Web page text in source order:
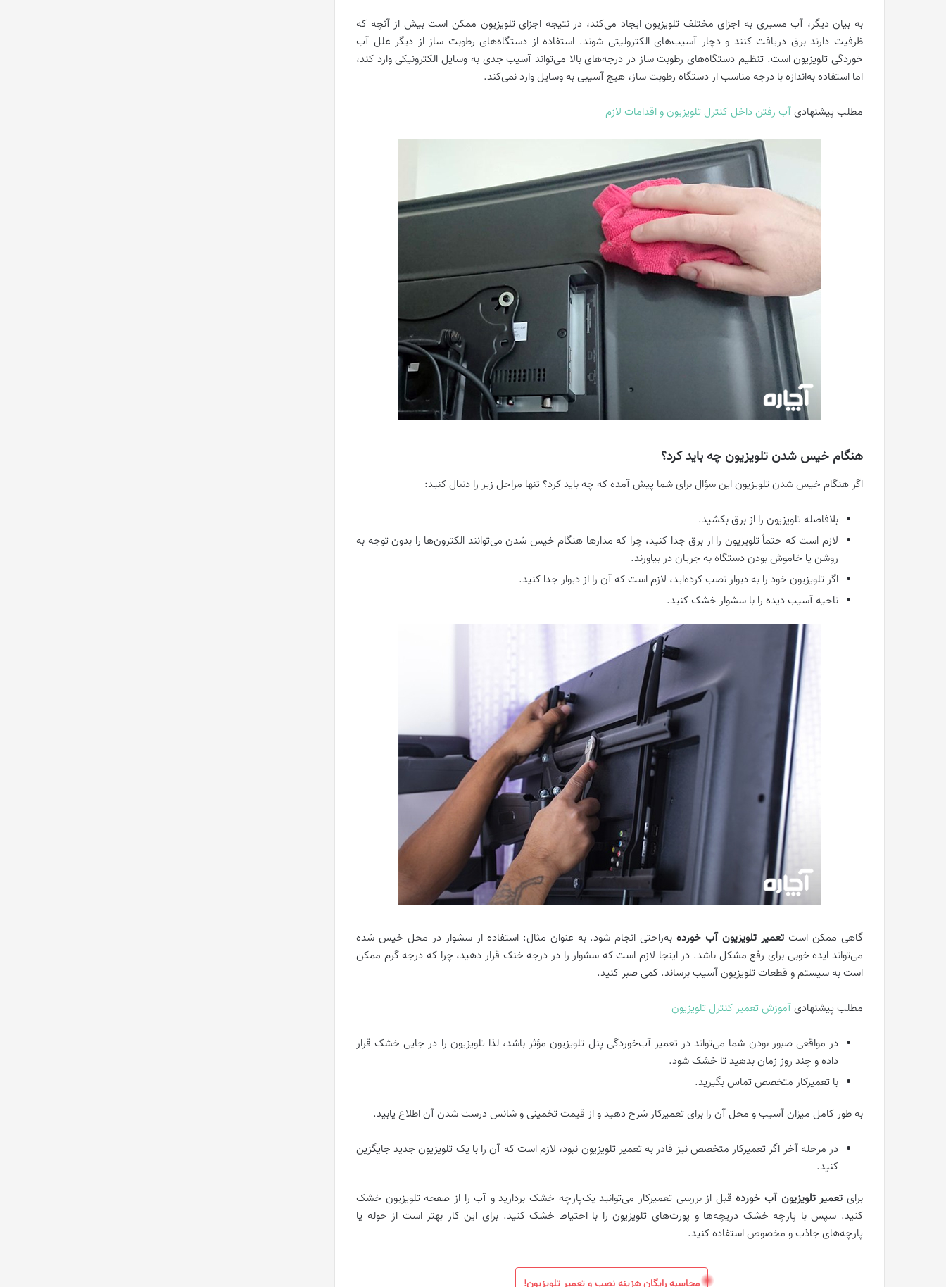
به بیان دیگر، آب مسیری به اجزای مختلف تلویزیون ایجاد می‌کند، در نتیجه اجزای تلویزیون ممکن است بیش از آنچه که
ظرفیت دارند برق دریافت کنند و دچار آسیب‌های الکترولیتی شوند. استفاده از دستگاه‌های رطوبت ساز از دیگر علل آب‌
خوردگی تلویزیون است. تنظیم دستگاه‌های رطوبت ساز در درجه‌های بالا می‌تواند آسیب جدی به وسایل الکترونیکی وارد کند،
اما استفاده به‌اندازه با درجه مناسب از دستگاه رطوبت ساز، هیچ آسیبی به وسایل وارد نمی‌کند.
مطلب پیشنهادیآب رفتن داخل کنترل تلویزیون و اقدامات لازم
هنگام خیس شدن تلویزیون چه باید کرد؟
اگر هنگام خیس شدن تلویزیون این سؤال برای شما پیش آمده که چه باید کرد؟ تنها مراحل زیر را دنبال کنید:
بلافاصله تلویزیون را از برق بکشید.
لازم است که حتماً تلویزیون را از برق جدا کنید، چرا که مدارها هنگام خیس شدن می‌توانند الکترون‌ها را بدون توجه به
روشن یا خاموش بودن دستگاه به جریان در بیاورند.
اگر تلویزیون خود را به دیوار نصب کرده‌اید، لازم است که آن را از دیوار جدا کنید.
ناحیه آسیب ‌دیده را با سشوار خشک کنید.
گاهی ممکن است تعمیر تلویزیون آب ‌خوردهبه‌راحتی انجام شود. به عنوان مثال: استفاده از سشوار در محل خیس شده
می‌تواند ایده خوبی برای رفع مشکل باشد. در اینجا لازم است که سشوار را در درجه خنک قرار دهید، چرا که درجه گرم ممکن
است به سیستم و قطعات تلویزیون آسیب برساند. کمی صبر کنید.
مطلب پیشنهادیآموزش تعمیر کنترل تلویزیون
در مواقعی صبور بودن شما می‌تواند در تعمیر آب‌خوردگی پنل تلویزیون مؤثر باشد، لذا تلویزیون را در جایی خشک قرار
داده و چند روز زمان بدهید تا خشک شود.
با تعمیرکار متخصص تماس بگیرید.
به طور کامل میزان آسیب و محل آن را برای تعمیرکار شرح دهید و از قیمت تخمینی و شانس درست شدن آن اطلاع یابید.
در مرحله آخر اگر تعمیرکار متخصص نیز قادر به تعمیر تلویزیون نبود، لازم است که آن را با یک تلویزیون جدید جایگزین
کنید.
برای تعمیر تلویزیون آب ‌خوردهقبل از بررسی تعمیرکار می‌توانید یک‌پارچه خشک بردارید و آب را از صفحه تلویزیون خشک
کنید. سپس با پارچه خشک دریچه‌ها و پورت‌های تلویزیون را با احتیاط خشک کنید. برای این کار بهتر است از حوله یا
پارچه‌های جاذب و مخصوص استفاده کنید.